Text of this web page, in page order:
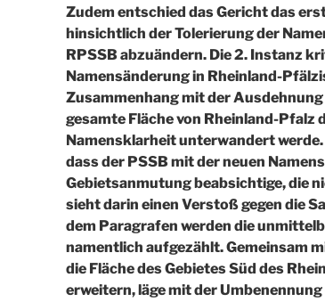
Zudem entschied das Gericht das
hinsichtlich der Tolerierung der
RPSSB abzuändern. Die 2. Instanz
Namensänderung in Rheinland-
Zusammenhang mit der
gesamte Fläche von Rheinland-Pfalz
Namensklarheit unterwandert
dass der PSSB mit der neuen
Gebietsanmutung beabsichtige, die
sieht darin einen Verstoß gegen die
dem Paragrafen werden die
namentlich aufgezählt. Gemeinsam
die Fläche des Gebietes Süd des
erweitern, läge mit der